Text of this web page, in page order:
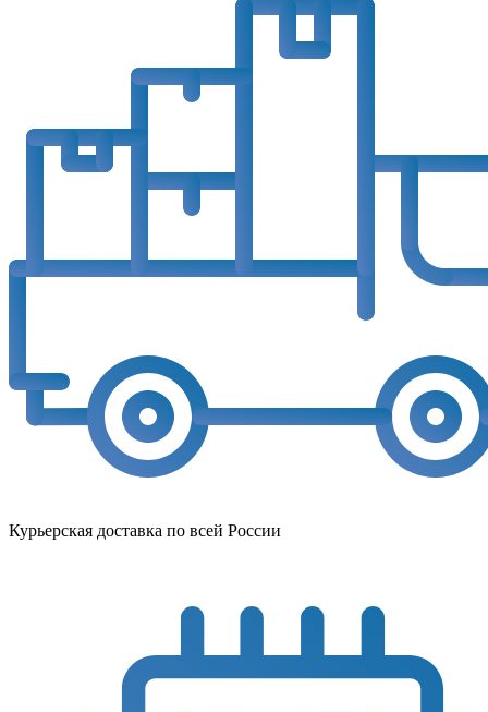
Курьерская доставка по всей России